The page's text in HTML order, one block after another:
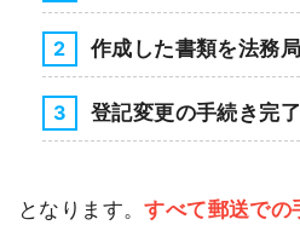
作成した書類を法務
登記変更の手続き完了
となります。すべて郵送での